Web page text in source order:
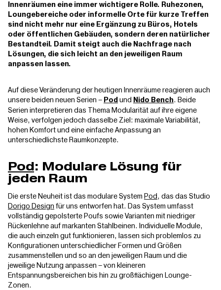
Innenräumen eine immer wichtigere Rolle. Ruhezonen,
Loungebereiche oder informelle Orte für kurze Treffen
sind nicht mehr nur eine Ergänzung zu Büros, Hotels
oder öffentlichen Gebäuden, sondern deren natürlicher
Bestandteil. Damit steigt auch die Nachfrage nach
Lösungen, die sich leicht an den jeweiligen Raum
anpassen lassen.
Auf diese Veränderung der heutigen Innenräume reagieren auch
unsere beiden neuen Serien – Podund Nido Bench. Beide
Serien interpretieren das Thema Modularität auf ihre eigene
Weise, verfolgen jedoch dasselbe Ziel: maximale Variabilität,
hohen Komfort und eine einfache Anpassung an
unterschiedlichste Raumkonzepte.
Pod: Modulare Lösung für
jeden Raum
Die erste Neuheit ist das modulare System Pod, das das Studio
Dorigo Design für uns entworfen hat. Das System umfasst
vollständig gepolsterte Poufs sowie Varianten mit niedriger
Rückenlehne auf markanten Stahlbeinen. Individuelle Module,
die auch einzeln gut funktionieren, lassen sich problemlos zu
Konfigurationen unterschiedlicher Formen und Größen
zusammenstellen und so an den jeweiligen Raum und die
jeweilige Nutzung anpassen – von kleineren
Entspannungsbereichen bis hin zu großflächigen Lounge-
Zonen.